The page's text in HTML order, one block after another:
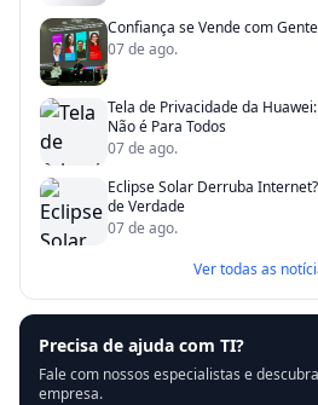
Confiança se Vende com
07 de ago.
Tela de Privacidade da
Não é Para Todos
07 de ago.
Eclipse Solar Derruba
de Verdade
07 de ago.
Ver todas as
Precisa de ajuda com TI?
Fale com nossos especialistas e
empresa.